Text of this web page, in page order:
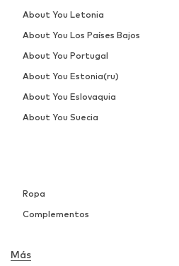
Ropa
Complementos
Más
About You Letonia
About You Los Países Bajos
About You Portugal
About You Estonia(ru)
About You Eslovaquia
About You Suecia